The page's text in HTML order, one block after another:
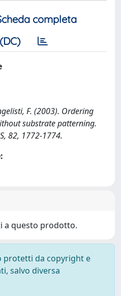
completa
F. (2003). Ordering
substrate patterning.
82, 1772-1774.
a questo prodotto.
protetti da copyright e
salvo diversa